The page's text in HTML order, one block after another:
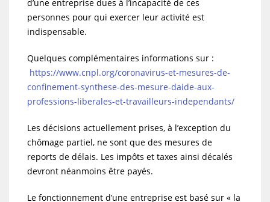
d’une entreprise dues à l’incapacité de ces
personnes pour qui exercer leur activité est
indispensable.
Quelques complémentaires informations sur :
https://www.cnpl.org/coronavirus-et-mesures-de-
confinement-synthese-des-mesure-daide-aux-
professions-liberales-et-travailleurs-independants/
Les décisions actuellement prises, à l’exception du
chômage partiel, ne sont que des mesures de
reports de délais. Les impôts et taxes ainsi décalés
devront néanmoins être payés.
Le fonctionnement d’une entreprise est basé sur « la